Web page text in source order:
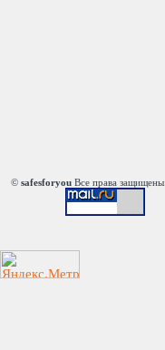
© safesforyou Все права защищены.